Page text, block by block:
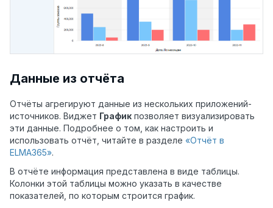
Данные из отчёта
Отчёты агрегируют данные из нескольких приложений-
источников. Виджет График позволяет визуализировать
эти данные. Подробнее о том, как настроить и
использовать отчёт, читайте в разделе «Отчёт в
ELMA365».
В отчёте информация представлена в виде таблицы.
Колонки этой таблицы можно указать в качестве
показателей, по которым строится график.